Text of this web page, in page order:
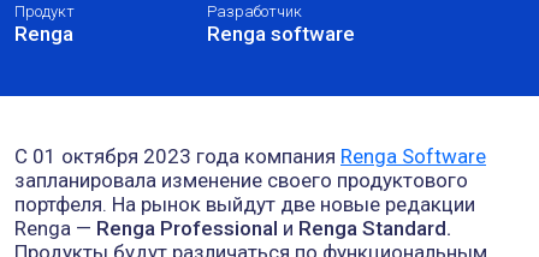
Продукт
Renga
Разработчик
Renga software
C 01 октября 2023 года компания Renga Software
запланировала изменение своего продуктового
портфеля. На рынок выйдут две новые редакции
Renga — Renga Professional и Renga Standard.
Продукты будут различаться по функциональным